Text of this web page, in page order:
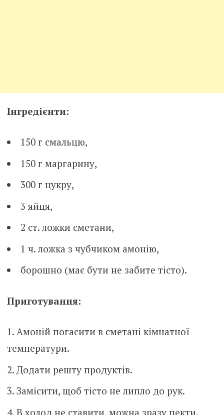
Інгредієнти:
150 г смальцю,
150 г маргарину,
300 г цукру,
3 яйця,
2 ст. ложки сметани,
1 ч. ложка з чубчиком амонію,
борошно (має бути не забите тісто).
Приготування:
Амоній погасити в сметані кімнатної
температури.
Додати решту продуктів.
Замісити, щоб тісто не липло до рук.
В холод не ставити, можна зразу пекти.